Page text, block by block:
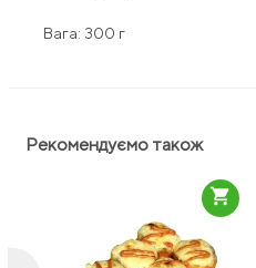
Вага: 300 г
Рекомендуємо також
shopping_cart